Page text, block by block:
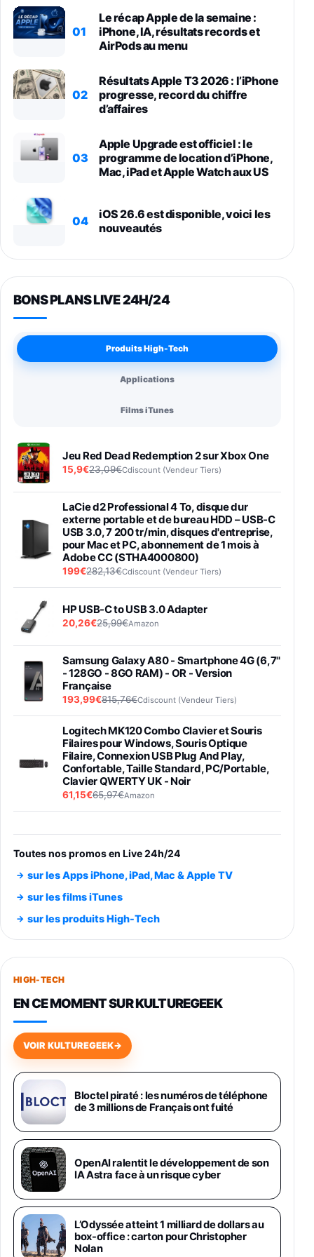
01
Le récap Apple de la semaine :
iPhone, IA, résultats records et
AirPods au menu
02
Résultats Apple T3 2026 : l’iPhone
progresse, record du chiffre
d’affaires
03
Apple Upgrade est officiel : le
programme de location d’iPhone,
Mac, iPad et Apple Watch aux US
04
iOS 26.6 est disponible, voici les
nouveautés
BONS PLANS LIVE 24H/24
Produits High-Tech
Applications
Films iTunes
Jeu Red Dead Redemption 2 sur Xbox One
15,9€23,09€Cdiscount (Vendeur Tiers)
LaCie d2 Professional 4 To, disque dur
externe portable et de bureau HDD – USB-C
USB 3.0, 7 200 tr/min, disques d'entreprise,
pour Mac et PC, abonnement de 1 mois à
Adobe CC (STHA4000800)
199€282,13€Cdiscount (Vendeur Tiers)
HP USB-C to USB 3.0 Adapter
20,26€25,99€Amazon
Samsung Galaxy A80 - Smartphone 4G (6,7''
- 128GO - 8GO RAM) - OR - Version
Française
193,99€815,76€Cdiscount (Vendeur Tiers)
Logitech MK120 Combo Clavier et Souris
Filaires pour Windows, Souris Optique
Filaire, Connexion USB Plug And Play,
Confortable, Taille Standard, PC/Portable,
Clavier QWERTY UK - Noir
61,15€65,97€Amazon
entraénement direct 3 vitesses (33-45-78
trs/min) avec pre-ampli intégré et port USB
Smartphone SAMSUNG Galaxy S26 Ultra
891,99€1199€Fnac (Vendeur Tiers)
Smartphone SAMSUNG Galaxy S26+ Violet
749,99€
648,63€834,71€
Samsung Galaxy Miracle Ultra, Smartphone
Android 5G avec Galaxy AI, 512 Go,
Chargeur Secteur Rapide 25W Inclus,
Smartphone déverrouillé, Noir, Version FR
1019€
Galaxy S26 Ultra 512 Go Bleu
1019€1399€Fnac (Vendeur Tiers)
Galaxy S26 Ultra 256 Go Violet
892€1199€Fnac (Vendeur Tiers)
Toutes nos promos en Live 24h/24
sur les Apps iPhone, iPad, Mac & Apple TV
sur les films iTunes
sur les produits High-Tech
HIGH-TECH
EN CE MOMENT SUR KULTUREGEEK
VOIR KULTUREGEEK→
Bloctel piraté : les numéros de téléphone
de 3 millions de Français ont fuité
OpenAI ralentit le développement de son
IA Astra face à un risque cyber
L’Odyssée atteint 1 milliard de dollars au
box-office : carton pour Christopher
Nolan